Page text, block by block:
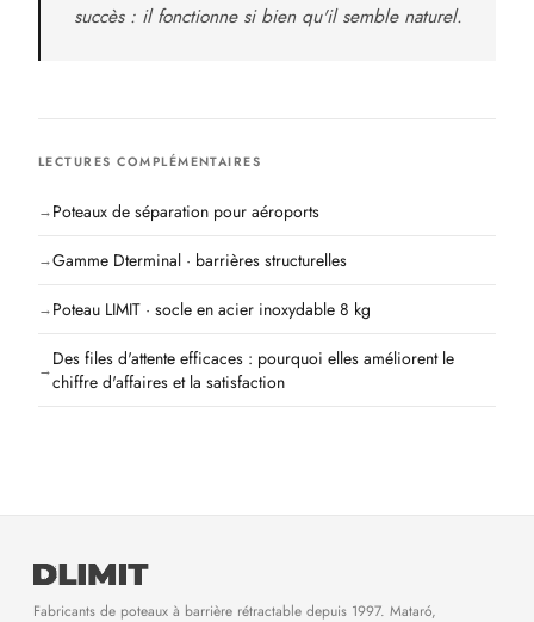
succès : il fonctionne si bien qu'il semble naturel.
LECTURES COMPLÉMENTAIRES
Poteaux de séparation pour aéroports
Gamme Dterminal · barrières structurelles
Poteau LIMIT · socle en acier inoxydable 8 kg
Des files d'attente efficaces : pourquoi elles améliorent le
chiffre d'affaires et la satisfaction
Fabricants de poteaux à barrière rétractable depuis 1997. Mataró,